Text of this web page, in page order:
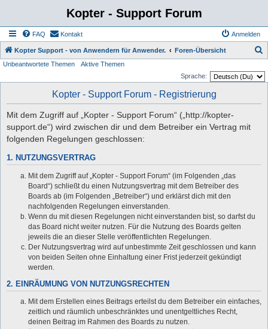
Kopter - Support Forum
FAQ Kontakt Anmelden
Kopter Support - von Anwendern für Anwender. Foren-Übersicht
Unbeantwortete Themen
Aktive Themen
Sprache:
Kopter - Support Forum - Registrierung
Mit dem Zugriff auf „Kopter - Support Forum“ („http://kopter-
support.de“) wird zwischen dir und dem Betreiber ein Vertrag mit
folgenden Regelungen geschlossen:
1. NUTZUNGSVERTRAG
Mit dem Zugriff auf „Kopter - Support Forum“ (im Folgenden „das
Board“) schließt du einen Nutzungsvertrag mit dem Betreiber des
Boards ab (im Folgenden „Betreiber“) und erklärst dich mit den
nachfolgenden Regelungen einverstanden.
Wenn du mit diesen Regelungen nicht einverstanden bist, so darfst du
das Board nicht weiter nutzen. Für die Nutzung des Boards gelten
jeweils die an dieser Stelle veröffentlichten Regelungen.
Der Nutzungsvertrag wird auf unbestimmte Zeit geschlossen und kann
von beiden Seiten ohne Einhaltung einer Frist jederzeit gekündigt
werden.
2. EINRÄUMUNG VON NUTZUNGSRECHTEN
Mit dem Erstellen eines Beitrags erteilst du dem Betreiber ein einfaches,
zeitlich und räumlich unbeschränktes und unentgeltliches Recht,
deinen Beitrag im Rahmen des Boards zu nutzen.